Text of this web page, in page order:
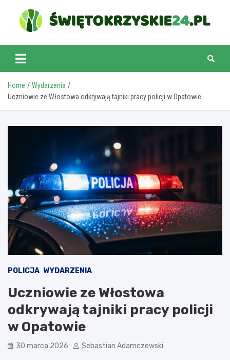
content
swietokrzyskie24.pl
Home
Wydarzenia
Uczniowie ze Włostowa odkrywają tajniki pracy policji w Opatowie
POLICJA WYDARZENIA
Uczniowie ze Włostowa
odkrywają tajniki pracy policji
w Opatowie
30 marca 2026 Sebastian Adamczewski